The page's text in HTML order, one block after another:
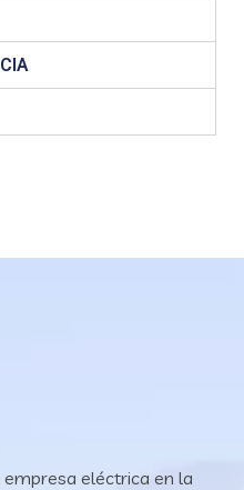
empresa eléctrica en la